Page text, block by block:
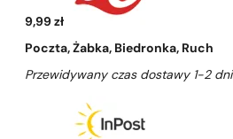
9,99 zł
Poczta, Żabka, Biedronka, Ruch
Przewidywany czas dostawy 1-2 dni